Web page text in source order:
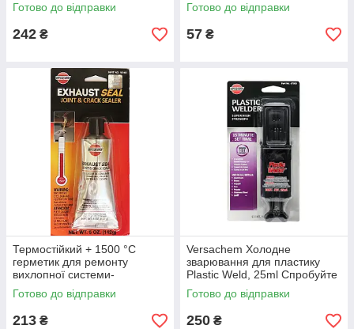
Готово до відправки
242 ₴
Готово до відправки
57 ₴
Термостійкий + 1500 °C
герметик для ремонту
вихлопної системи-
Versachem Exhaus System
Joint-Crack Sealer
Готово до відправки
213 ₴
Versachem Холодне
зварювання для пластику
Plastic Weld, 25ml Спробуйте
якість!
Готово до відправки
250 ₴